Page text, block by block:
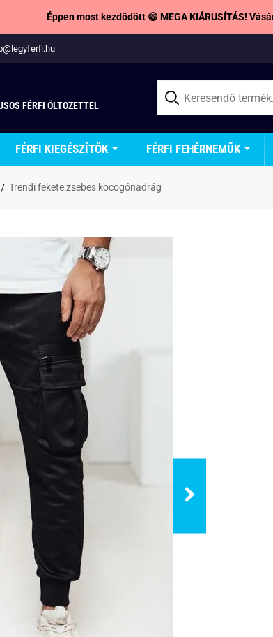
Éppen most kezdődött 😁 MEGA KIÁRUSÍTÁS!
FÉRFI ÖLTOZETTEL
FÉRFI KIEGÉSZÍTŐK FÉRFI FEHÉRNEMŰK
Trendi fekete zsebes kocogónadrág